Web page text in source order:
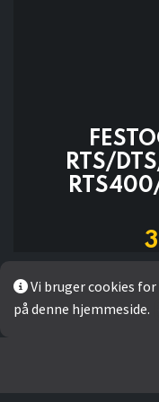
RTS/
Vi bruger cookies
på denne hjemmeside.